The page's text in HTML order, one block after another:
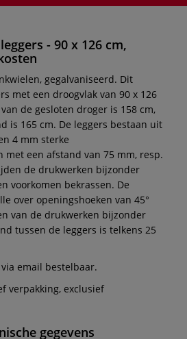
- 90 x 126 cm,
gegalvaniseerd. Dit
met een droogvlak van 90 x 126
de gesloten droger is 158 cm,
is 165 cm. De leggers bestaan uit
4 mm sterke
met een afstand van 75 mm, resp.
de drukwerken bijzonder
voorkomen bekrassen. De
over openingshoeken van 45°
van de drukwerken bijzonder
tussen de leggers is telkens 25
email bestelbaar.
verpakking, exclusief
gegevens